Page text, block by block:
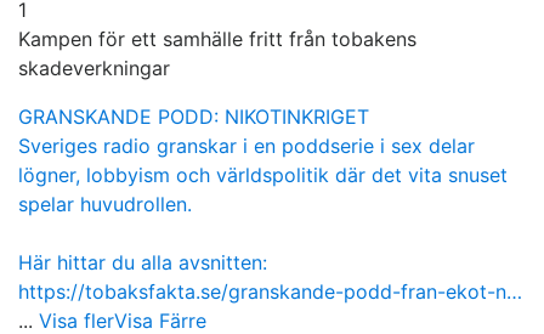
1
Kampen för ett samhälle fritt från tobakens
skadeverkningar
GRANSKANDE PODD: NIKOTINKRIGET
Sveriges radio granskar i en poddserie i sex delar
lögner, lobbyism och världspolitik där det vita snuset
spelar huvudrollen.
Här hittar du alla avsnitten:
https://tobaksfakta.se/granskande-podd-fran-ekot-n…
... Visa flerVisa Färre